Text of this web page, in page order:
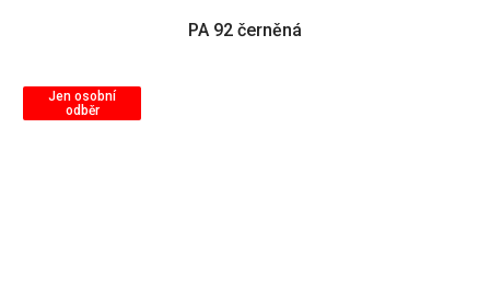
Jen osobní
odběr
PA 92 černěná